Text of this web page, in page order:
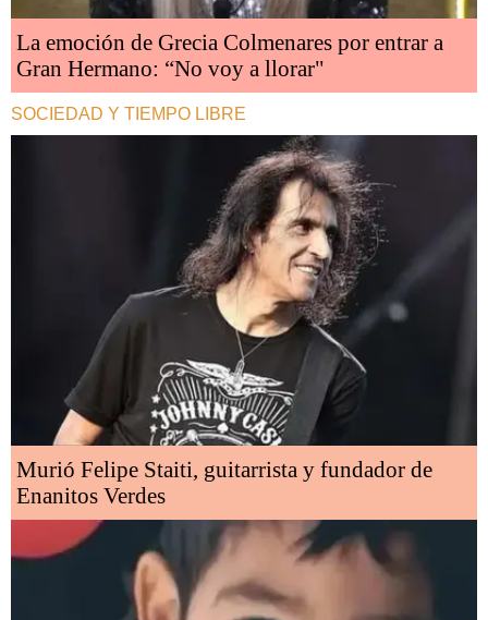
La emoción de Grecia Colmenares por entrar a
Gran Hermano: “No voy a llorar"
SOCIEDAD Y TIEMPO LIBRE
Murió Felipe Staiti, guitarrista y fundador de
Enanitos Verdes